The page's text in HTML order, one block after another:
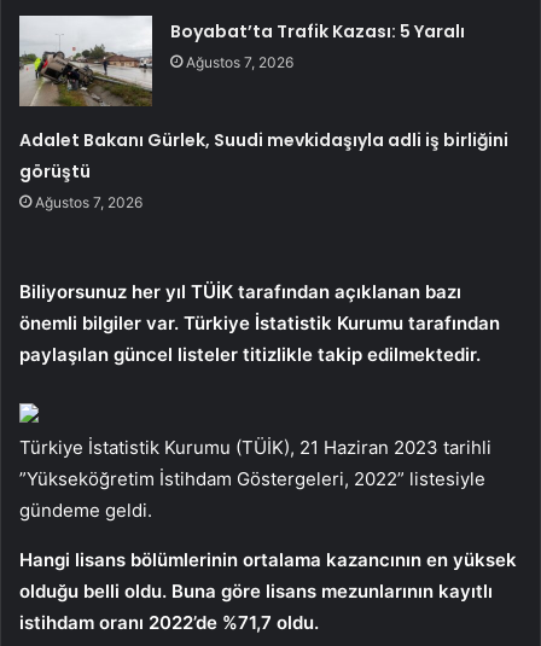
Boyabat’ta Trafik Kazası: 5 Yaralı
Ağustos 7, 2026
Adalet Bakanı Gürlek, Suudi mevkidaşıyla adli iş birliğini
görüştü
Ağustos 7, 2026
Biliyorsunuz her yıl TÜİK tarafından açıklanan bazı
önemli bilgiler var. Türkiye İstatistik Kurumu tarafından
paylaşılan güncel listeler titizlikle takip edilmektedir.
Türkiye İstatistik Kurumu (TÜİK), 21 Haziran 2023 tarihli
”Yükseköğretim İstihdam Göstergeleri, 2022” listesiyle
gündeme geldi.
Hangi lisans bölümlerinin ortalama kazancının en yüksek
olduğu belli oldu. Buna göre lisans mezunlarının kayıtlı
istihdam oranı 2022’de %71,7 oldu.